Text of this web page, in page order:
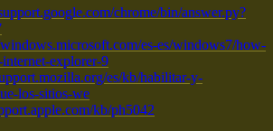
chrome/bin/answer.py?
es-es/windows7/how-
explorer-9
es/kb/habilitar-y-
los-sitios-we
kb/ph5042